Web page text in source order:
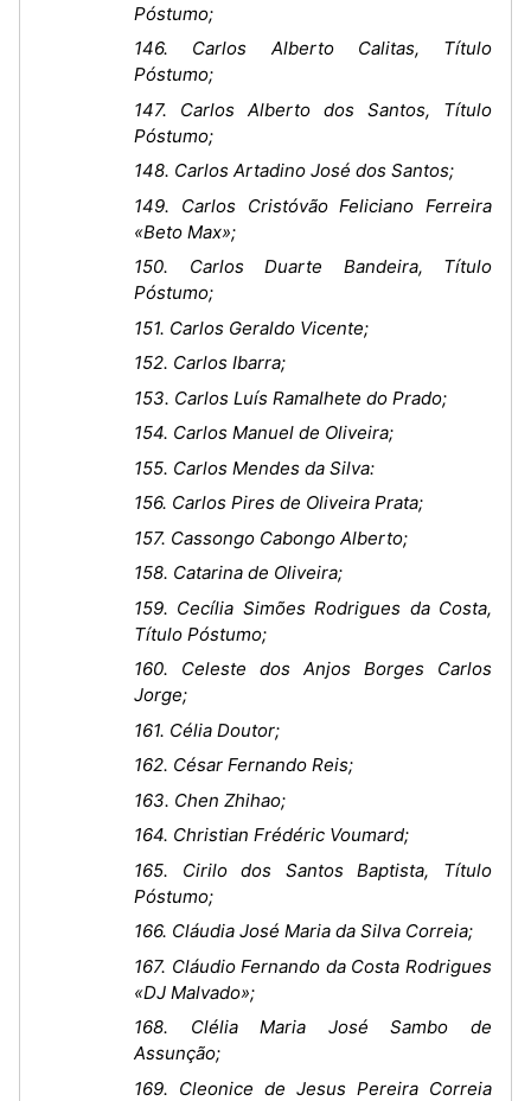
Póstumo;
146. Carlos Alberto Calitas, Título
Póstumo;
147. Carlos Alberto dos Santos, Título
Póstumo;
148. Carlos Artadino José dos Santos;
149. Carlos Cristóvão Feliciano Ferreira
«Beto Max»;
150. Carlos Duarte Bandeira, Título
Póstumo;
151. Carlos Geraldo Vicente;
152. Carlos Ibarra;
153. Carlos Luís Ramalhete do Prado;
154. Carlos Manuel de Oliveira;
155. Carlos Mendes da Silva:
156. Carlos Pires de Oliveira Prata;
157. Cassongo Cabongo Alberto;
158. Catarina de Oliveira;
159. Cecília Simões Rodrigues da Costa,
Título Póstumo;
160. Celeste dos Anjos Borges Carlos
Jorge;
161. Célia Doutor;
162. César Fernando Reis;
163. Chen Zhihao;
164. Christian Frédéric Voumard;
165. Cirilo dos Santos Baptista, Título
Póstumo;
166. Cláudia José Maria da Silva Correia;
167. Cláudio Fernando da Costa Rodrigues
«DJ Malvado»;
168. Clélia Maria José Sambo de
Assunção;
169. Cleonice de Jesus Pereira Correia